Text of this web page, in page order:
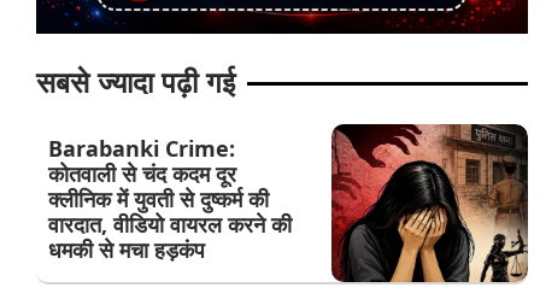
सबसे ज्यादा पढ़ी गई
Barabanki Crime:
कोतवाली से चंद कदम दूर
क्लीनिक में युवती से दुष्कर्म की
वारदात, वीडियो वायरल करने की
धमकी से मचा हड़कंप